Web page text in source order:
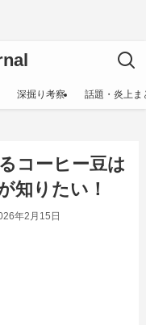
深掘り考察 話題・炎上ま
コーヒー豆は
知りたい！
年2月15日